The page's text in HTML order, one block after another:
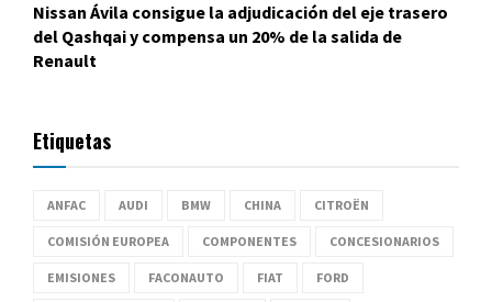
Nissan Ávila consigue la adjudicación del eje trasero
del Qashqai y compensa un 20% de la salida de
Renault
Etiquetas
ANFAC AUDI BMW CHINA CITROËN
COMISIÓN EUROPEA COMPONENTES CONCESIONARIOS
EMISIONES FACONAUTO FIAT FORD